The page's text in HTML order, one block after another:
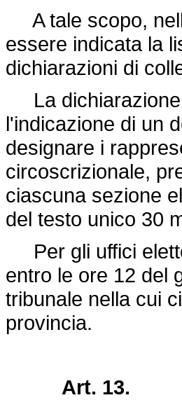
A tale scopo,
essere indicata la
dichiarazioni di
La dichiarazione
l'indicazione di un
designare i
circoscrizionale,
ciascuna sezione
del testo unico 30
Per gli uffici
entro le ore 12 del
tribunale nella cui
provincia.
Art. 13.